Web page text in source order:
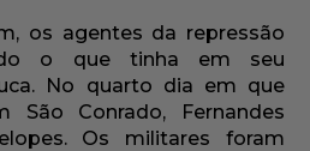
os agentes da repressão
o que tinha em seu
No quarto dia em que
São Conrado, Fernandes
Os militares foram